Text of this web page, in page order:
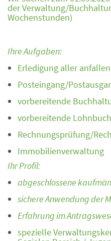
der Verwaltung/
Wochenstunden)
Ihre Aufgaben:
Erledigung aller
Posteingang/
vorbereitende
vorbereitende
Rechnungsprüfung/
Immobilienverwaltung
Ihr Profil:
abgeschlossene
sichere Anwendung der
Erfahrung im
spezielle